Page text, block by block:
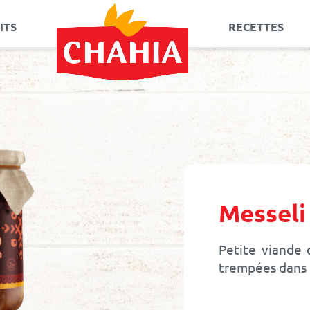
RECETTES
Allez
au
contenu
Petite viande
trempées dans